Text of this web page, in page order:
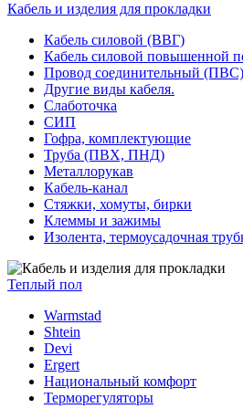
Кабель и изделия для прокладки
Кабель силовой (ВВГ)
Кабель силовой повышенной
Провод соединительный (ПВС)
Другие виды кабеля.
Слаботочка
СИП
Гофра, комплектующие
Труба (ПВХ, ПНД)
Металлорукав
Кабель-канал
Стяжки, хомуты, бирки
Клеммы и зажимы
Изолента, термоусадочная
Теплый пол
Warmstad
Shtein
Devi
Ergert
Национальный комфорт
Терморегуляторы